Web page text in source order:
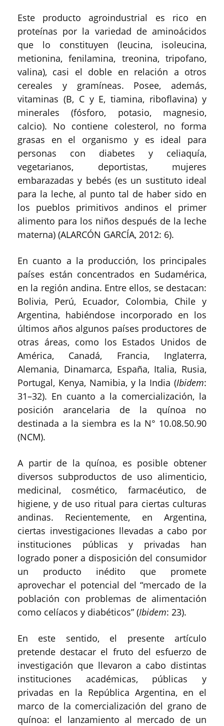
Este producto agroindustrial es rico en
proteínas por la variedad de aminoácidos
que lo constituyen (leucina, isoleucina,
metionina, fenilamina, treonina, tripofano,
valina), casi el doble en relación a otros
cereales y gramíneas. Posee, además,
vitaminas (B, C y E, tiamina, riboflavina) y
minerales (fósforo, potasio, magnesio,
calcio). No contiene colesterol, no forma
grasas en el organismo y es ideal para
personas con diabetes y celiaquía,
vegetarianos, deportistas, mujeres
embarazadas y bebés (es un sustituto ideal
para la leche, al punto tal de haber sido en
los pueblos primitivos andinos el primer
alimento para los niños después de la leche
materna) (ALARCÓN GARCÍA, 2012: 6).
En cuanto a la producción, los principales
países están concentrados en Sudamérica,
en la región andina. Entre ellos, se destacan:
Bolivia, Perú, Ecuador, Colombia, Chile y
Argentina, habiéndose incorporado en los
últimos años algunos países productores de
otras áreas, como los Estados Unidos de
América, Canadá, Francia, Inglaterra,
Alemania, Dinamarca, España, Italia, Rusia,
Portugal, Kenya, Namibia, y la India (Ibidem:
31–32). En cuanto a la comercialización, la
posición arancelaria de la quínoa no
destinada a la siembra es la N° 10.08.50.90
(NCM).
A partir de la quínoa, es posible obtener
diversos subproductos de uso alimenticio,
medicinal, cosmético, farmacéutico, de
higiene, y de uso ritual para ciertas culturas
andinas. Recientemente, en Argentina,
ciertas investigaciones llevadas a cabo por
instituciones públicas y privadas han
logrado poner a disposición del consumidor
un producto inédito que promete
aprovechar el potencial del “mercado de la
población con problemas de alimentación
como celíacos y diabéticos” (Ibidem: 23).
En este sentido, el presente artículo
pretende destacar el fruto del esfuerzo de
investigación que llevaron a cabo distintas
instituciones académicas, públicas y
privadas en la República Argentina, en el
marco de la comercialización del grano de
quínoa: el lanzamiento al mercado de un